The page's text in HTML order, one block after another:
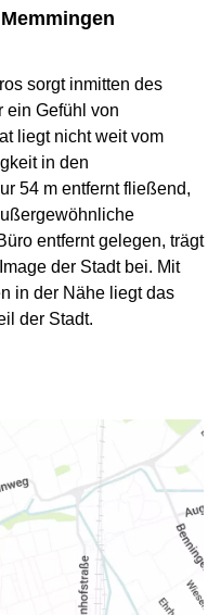
sorgt inmitten des
ein Gefühl von
liegt nicht weit vom
in den
54 m entfernt fließend,
entfernt gelegen, trägt
der Stadt bei. Mit
in der Nähe liegt das
der Stadt.